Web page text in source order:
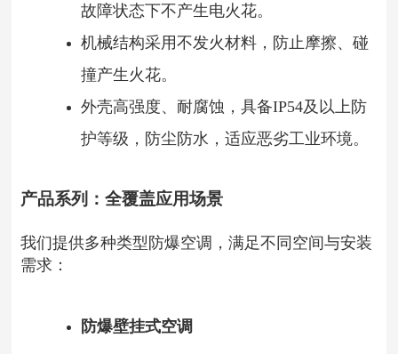
故障状态下不产生电火花。
机械结构采用不发火材料，防止摩擦、碰
撞产生火花。
外壳高强度、耐腐蚀，具备IP54及以上防
护等级，防尘防水，适应恶劣工业环境。
产品系列：全覆盖应用场景
我们提供多种类型防爆空调，满足不同空间与安装
需求：
防爆壁挂式空调